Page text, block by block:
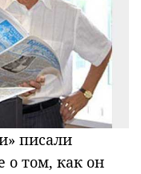
писали
о том, как он